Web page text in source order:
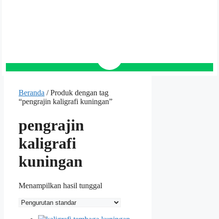
Beranda / Produk dengan tag
“pengrajin kaligrafi kuningan”
pengrajin
kaligrafi
kuningan
Menampilkan hasil tunggal